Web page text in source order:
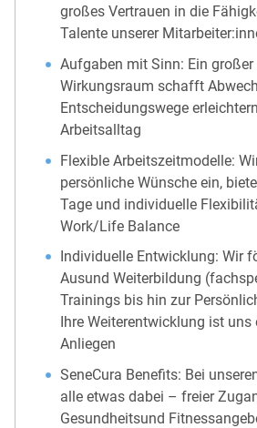
großes Vertrauen in die
Talente unserer
Aufgaben mit Sinn: Ein
Wirkungsraum schafft
Entscheidungswege
Arbeitsalltag
Flexible Arbeitszeitmodelle:
persönliche Wünsche ein,
Tage und individuelle
Work/Life Balance
Individuelle Entwicklung: Wir
Ausund Weiterbildung
Trainings bis hin zur
Ihre Weiterentwicklung ist
Anliegen
SeneCura Benefits: Bei
alle etwas dabei – freier
Gesundheitsund